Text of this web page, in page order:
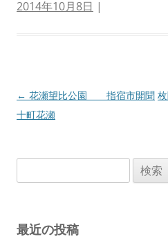
2014年10月8日 |
投
稿
ョ
← 花瀬望比公園 指宿市開聞
十町花瀬
索:
最近の投稿